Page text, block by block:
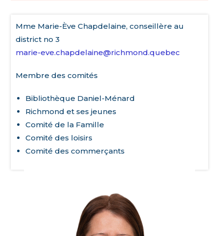
Mme Marie-Ève Chapdelaine, conseillère au
district no 3
marie-eve.chapdelaine@richmond.quebec
Membre des comités
Bibliothèque Daniel-Ménard
Richmond et ses jeunes
Comité de la Famille
Comité des loisirs
Comité des commerçants